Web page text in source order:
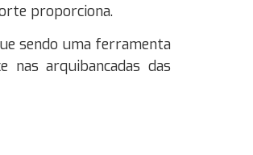
proporciona.
sendo uma ferramenta
nas arquibancadas das